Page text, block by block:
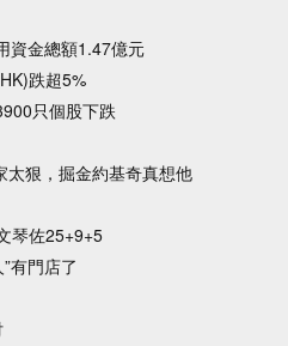
資金總額1.47億元
跌超5%
只個股下跌
狠，掘金約基奇真想他
琴佐25+9+5
有門店了